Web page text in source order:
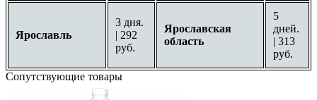
Ярославль
3 дня.
| 292
руб.
Ярославская
область
5
дней.
| 313
руб.
Сопутствующие товары